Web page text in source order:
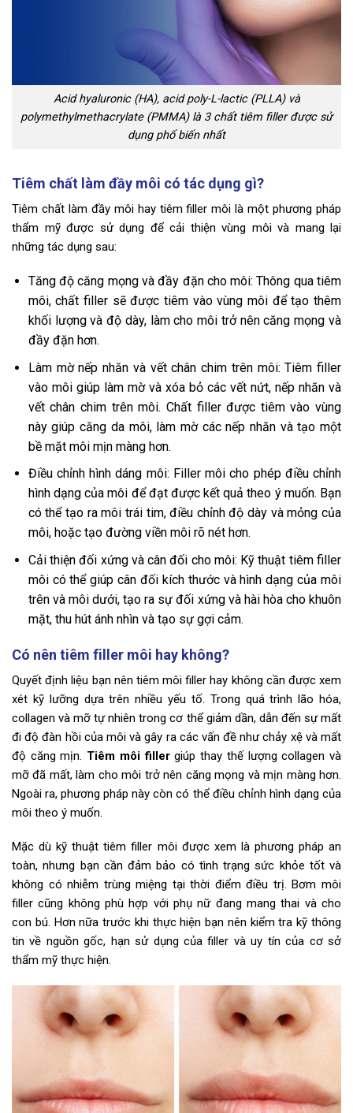
Acid hyaluronic (HA), acid poly-L-lactic (PLLA) và
polymethylmethacrylate (PMMA) là 3 chất tiêm filler được sử
dụng phổ biến nhất
Tiêm chất làm đầy môi có tác dụng gì?
Tiêm chất làm đầy môi hay tiêm filler môi là một phương pháp
thẩm mỹ được sử dụng để cải thiện vùng môi và mang lại
những tác dụng sau:
Tăng độ căng mọng và đầy đặn cho môi: Thông qua tiêm
môi, chất filler sẽ được tiêm vào vùng môi để tạo thêm
khối lượng và độ dày, làm cho môi trở nên căng mọng và
đầy đặn hơn.
Làm mờ nếp nhăn và vết chân chim trên môi: Tiêm filler
vào môi giúp làm mờ và xóa bỏ các vết nứt, nếp nhăn và
vết chân chim trên môi. Chất filler được tiêm vào vùng
này giúp căng da môi, làm mờ các nếp nhăn và tạo một
bề mặt môi mịn màng hơn.
Điều chỉnh hình dáng môi: Filler môi cho phép điều chỉnh
hình dạng của môi để đạt được kết quả theo ý muốn. Bạn
có thể tạo ra môi trái tim, điều chỉnh độ dày và mỏng của
môi, hoặc tạo đường viền môi rõ nét hơn.
Cải thiện đối xứng và cân đối cho môi: Kỹ thuật tiêm filler
môi có thể giúp cân đối kích thước và hình dạng của môi
trên và môi dưới, tạo ra sự đối xứng và hài hòa cho khuôn
mặt, thu hút ánh nhìn và tạo sự gợi cảm.
Có nên tiêm filler môi hay không?
Quyết định liệu bạn nên tiêm môi filler hay không cần được xem
xét kỹ lưỡng dựa trên nhiều yếu tố. Trong quá trình lão hóa,
collagen và mỡ tự nhiên trong cơ thể giảm dần, dẫn đến sự mất
đi độ đàn hồi của môi và gây ra các vấn đề như chảy xệ và mất
độ căng mịn. Tiêm môi fillergiúp thay thế lượng collagen và
mỡ đã mất, làm cho môi trở nên căng mọng và mịn màng hơn.
Ngoài ra, phương pháp này còn có thể điều chỉnh hình dạng của
môi theo ý muốn.
Mặc dù kỹ thuật tiêm filler môi được xem là phương pháp an
toàn, nhưng bạn cần đảm bảo có tình trạng sức khỏe tốt và
không có nhiễm trùng miệng tại thời điểm điều trị. Bơm môi
filler cũng không phù hợp với phụ nữ đang mang thai và cho
con bú. Hơn nữa trước khi thực hiện bạn nên kiểm tra kỹ thông
tin về nguồn gốc, hạn sử dụng của filler và uy tín của cơ sở
thẩm mỹ thực hiện.